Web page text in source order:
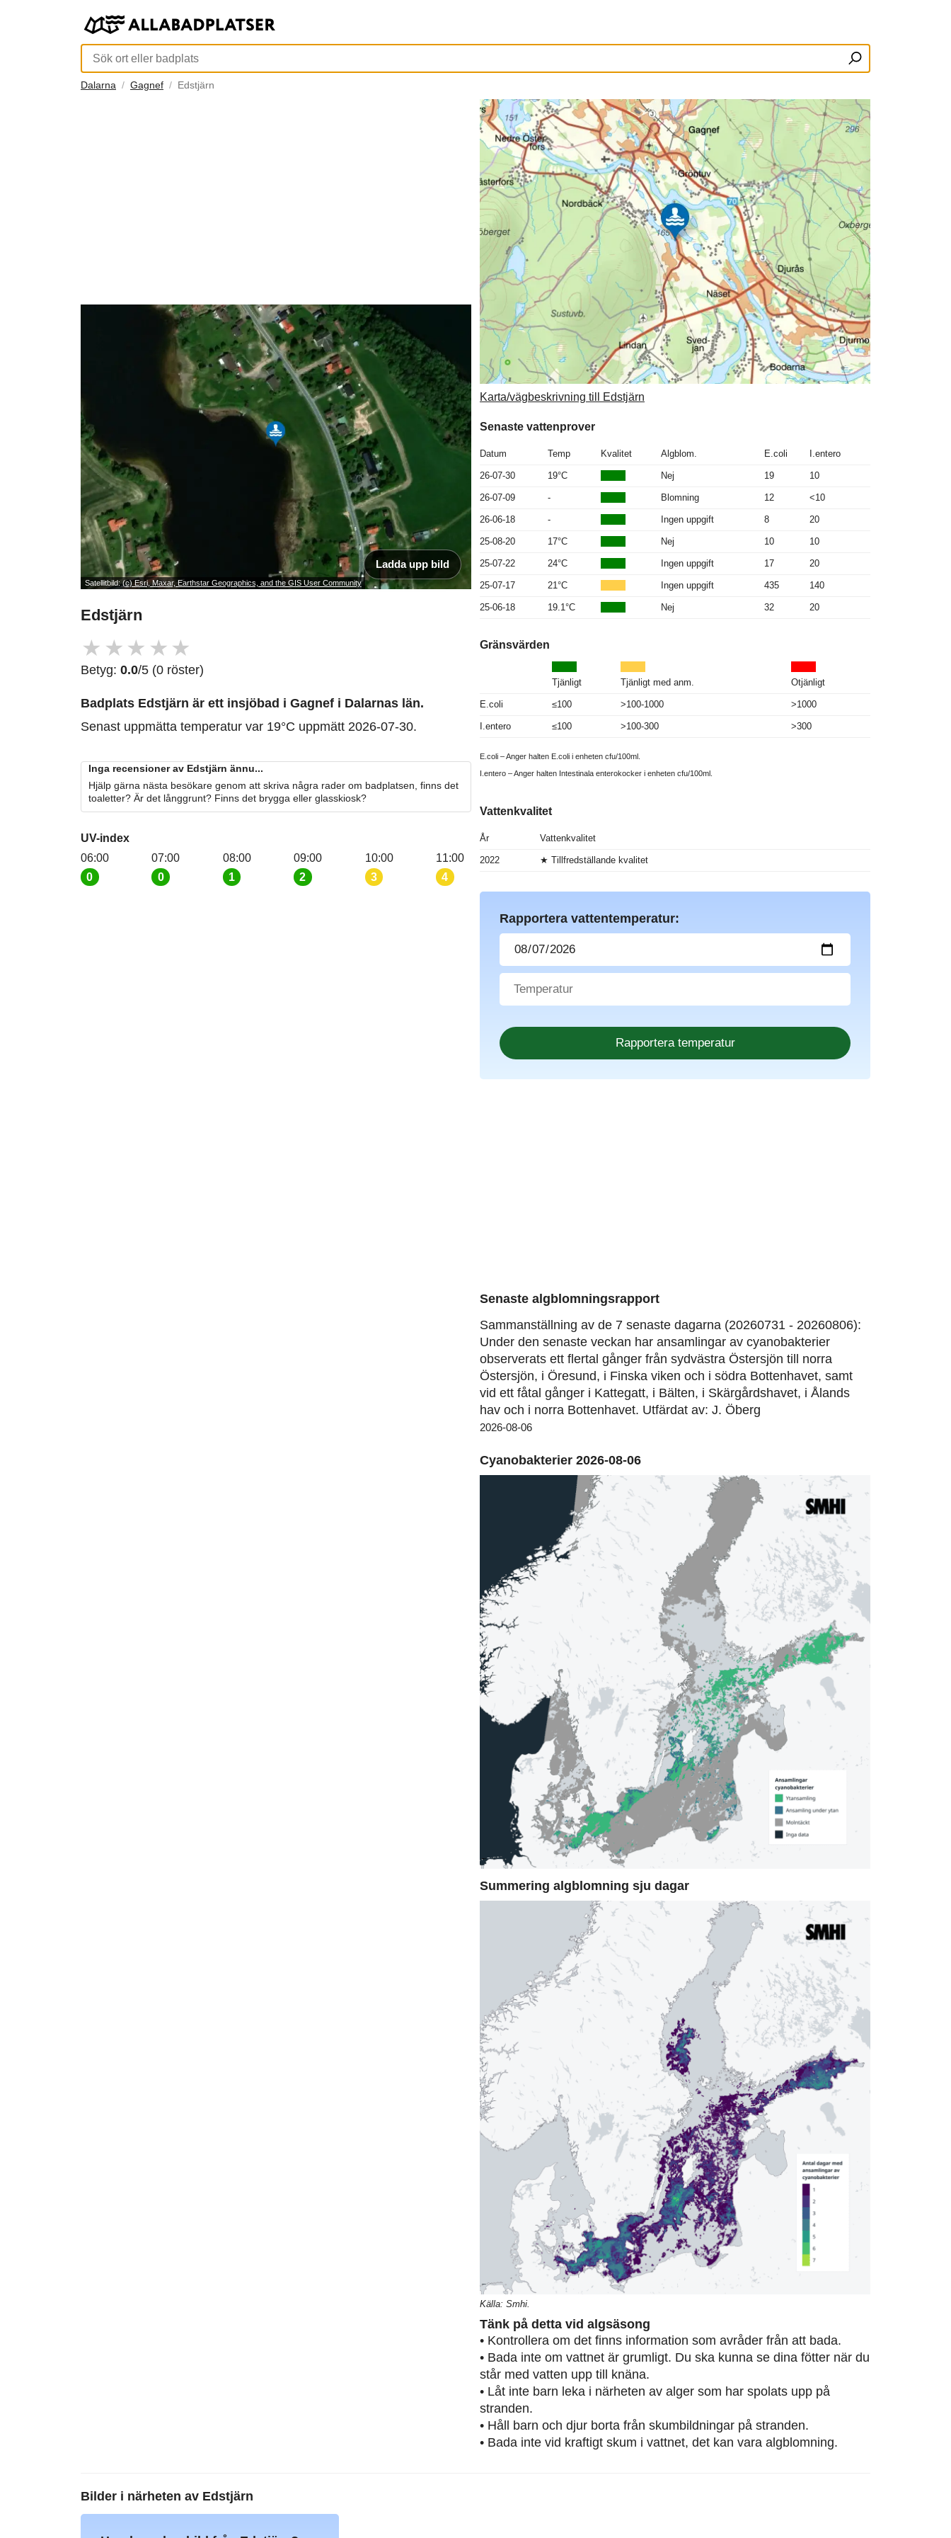
Dalarna Gagnef Edstjärn
Satellitbild:(c) Esri, Maxar, Earthstar Geographics, and the GIS User Community
Ladda upp bild
Edstjärn
★ ★ ★ ★ ★
Betyg: 0.0/5 (0 röster)
Badplats Edstjärn är ett insjöbad i Gagnef i Dalarnas län.
Senast uppmätta temperatur var 19°C uppmätt 2026-07-30.
Inga recensioner av Edstjärn ännu...
Hjälp gärna nästa besökare genom att skriva några rader om badplatsen, finns det
toaletter? Är det långgrunt? Finns det brygga eller glasskiosk?
UV-index
06:00
0
07:00
0
08:00
1
09:00
2
10:00
3
11:00
4
Karta/vägbeskrivning till Edstjärn
Senaste vattenprover
Datum Temp Kvalitet Algblom. E.coli I.entero
26-07-30 19°C Nej 19 10
26-07-09 - Blomning 12 <10
26-06-18 - Ingen uppgift 8 20
25-08-20 17°C Nej 10 10
25-07-22 24°C Ingen uppgift 17 20
25-07-17 21°C Ingen uppgift 435 140
25-06-18 19.1°C Nej 32 20
Gränsvärden
Tjänligt Tjänligt med anm. Otjänligt
E.coli ≤100 >100-1000 >1000
I.entero ≤100 >100-300 >300
E.coli – Anger halten E.coli i enheten cfu/100ml.
I.entero – Anger halten Intestinala enterokocker i enheten cfu/100ml.
Vattenkvalitet
År Vattenkvalitet
2022 ★ Tillfredställande kvalitet
Rapportera vattentemperatur:
Senaste algblomningsrapport
Sammanställning av de 7 senaste dagarna (20260731 - 20260806):
Under den senaste veckan har ansamlingar av cyanobakterier
observerats ett flertal gånger från sydvästra Östersjön till norra
Östersjön, i Öresund, i Finska viken och i södra Bottenhavet, samt
vid ett fåtal gånger i Kattegatt, i Bälten, i Skärgårdshavet, i Ålands
hav och i norra Bottenhavet. Utfärdat av: J. Öberg
2026-08-06
Cyanobakterier 2026-08-06
Summering algblomning sju dagar
Källa: Smhi.
Tänk på detta vid algsäsong
• Kontrollera om det finns information som avråder från att bada.
• Bada inte om vattnet är grumligt. Du ska kunna se dina fötter när du
står med vatten upp till knäna.
• Låt inte barn leka i närheten av alger som har spolats upp på
stranden.
• Håll barn och djur borta från skumbildningar på stranden.
• Bada inte vid kraftigt skum i vattnet, det kan vara algblomning.
Bilder i närheten av Edstjärn